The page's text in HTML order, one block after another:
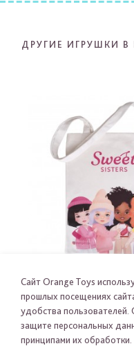
ДРУГИЕ ИГРУШКИ В
ШОППЕР SWEET
SA01
-
Сайт Orange Toys
прошлых посещениях
удобства пользователей.
защите персональных
принципами их обработки.